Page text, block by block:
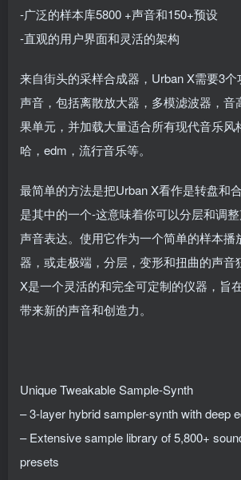
-广泛的样本库5800 +声音和150+预设
-直观的用户界面和灵活的架构
来自街头的采样合成器，Urban X需要3
声音，包括离散放大器，多模滤波器，音
果单元，并加载大量适合所有现代音乐风
哈，edm，流行音乐等。
最简单的方法是把Urban X看作是转盘和
是其中的一个-这意味着你可以分层和调
声音表达。使用它作为一个简单的样本播
器，或走极端，分层，变形和扭曲的声音
X是一个灵活的和完全可定制的仪器，旨
带来新的声音和创造力。
Unique Tweakable Sample-Synth
– 3-layer hybrid sampler-synth with deep
– Extensive sample library of 5,800+
presets